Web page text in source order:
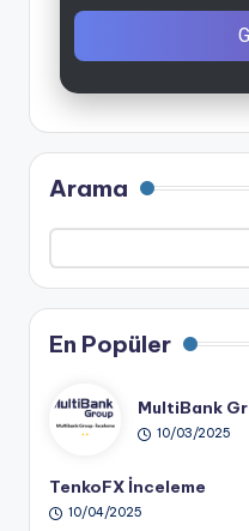
Arama
En Popüler
MultiBank
10/03/2025
TenkoFX İnceleme
10/04/2025